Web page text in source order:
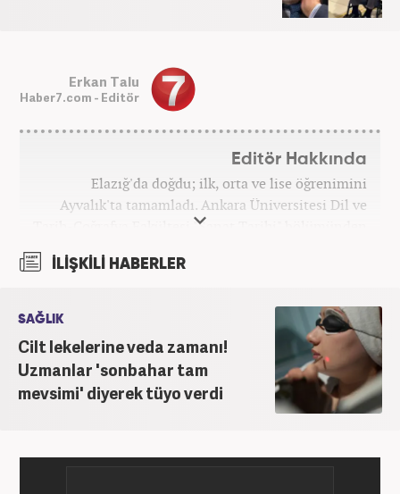
Erkan Talu
Haber7.com - Editör
Editör Hakkında
Elazığ'da doğdu; ilk, orta ve lise öğrenimini
Ayvalık'ta tamamladı. Ankara Üniversitesi Dil ve
Tarih-Coğrafya Fakültesi "Sanat Tarihi" bölümünden
üzerine eğitimler aldı. Haberciliğe "muhabir" olarak
Kariyerine, Haber7'de "editör" olarak devam ediyor.
İLİŞKİLİ HABERLER
SAĞLIK
Cilt lekelerine veda zamanı!
Uzmanlar 'sonbahar tam
mevsimi' diyerek tüyo verdi